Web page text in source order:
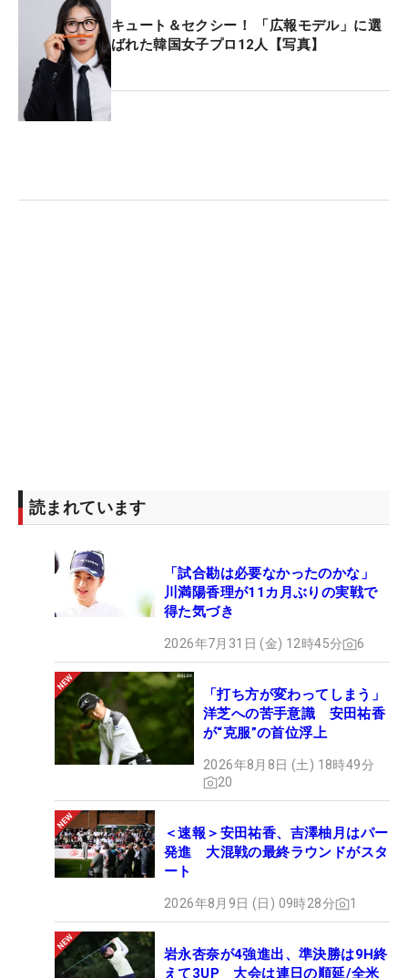
キュート＆セクシー！ 「広報モデル」に選
ばれた韓国女子プロ12人【写真】
読まれています
「試合勘は必要なかったのかな」
川満陽香理が11カ月ぶりの実戦で
得た気づき
2026年7月31日 (金) 12時45分 6
「打ち方が変わってしまう」
洋芝への苦手意識 安田祐香
が“克服”の首位浮上
2026年8月8日 (土) 18時49分
20
＜速報＞安田祐香、吉澤柚月はパー
発進 大混戦の最終ラウンドがスタ
ート
2026年8月9日 (日) 09時28分 1
岩永杏奈が4強進出、準決勝は9H終
えて3UP 大会は連日の順延/全米